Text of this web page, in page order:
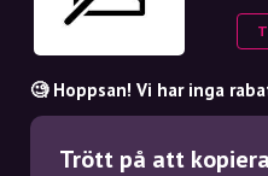
🧐 Hoppsan! Vi har inga
Trött på att